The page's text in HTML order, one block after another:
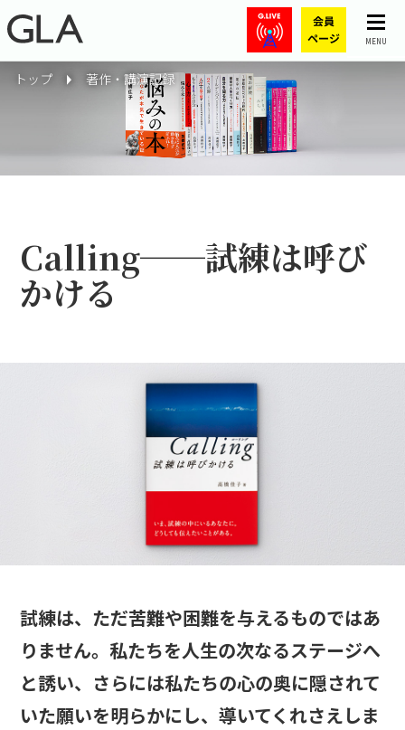
MENU
トップ 著作・講演記録
Calling──試練は呼び
かける
試練は、ただ苦難や困難を与えるものではあ
りません。私たちを人生の次なるステージへ
と誘い、さらには私たちの心の奥に隠されて
いた願いを明らかにし、導いてくれさえしま